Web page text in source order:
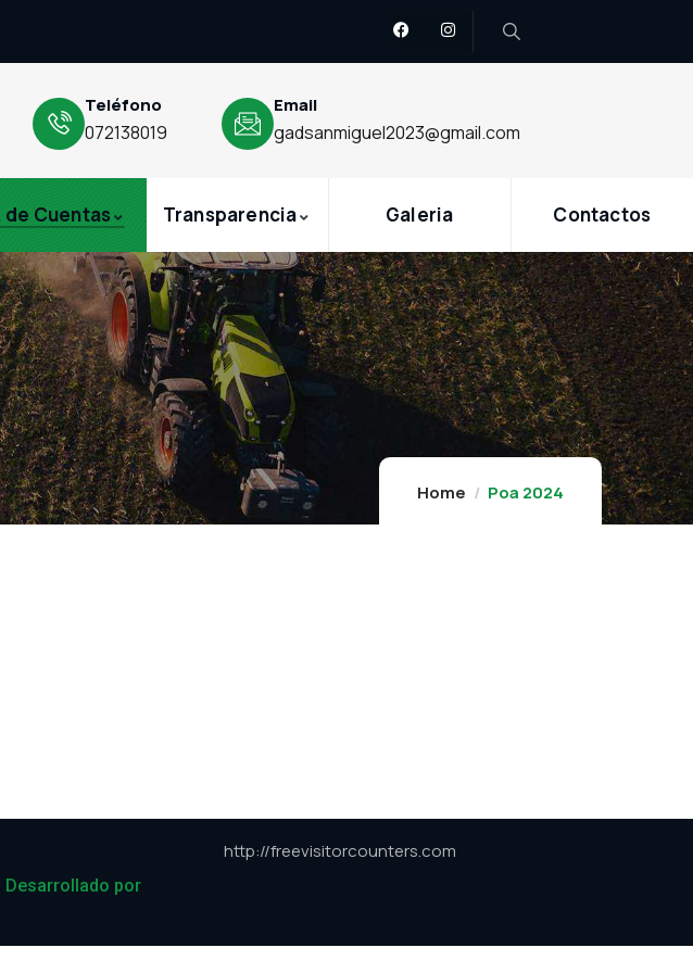
Teléfono
072138019
Email
gadsanmiguel2023@gmail.com
de Cuentas Transparencia Galeria Contactos
Home Poa 2024
Desarrollado por
http://freevisitorcounters.com